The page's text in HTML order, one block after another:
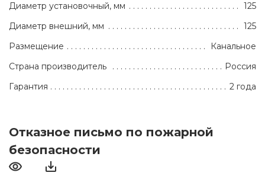
Диаметр установочный, мм
125
Диаметр внешний, мм
125
Размещение
Канальное
Страна производитель
Россия
Гарантия
2 года
Отказное письмо по пожарной
безопасности